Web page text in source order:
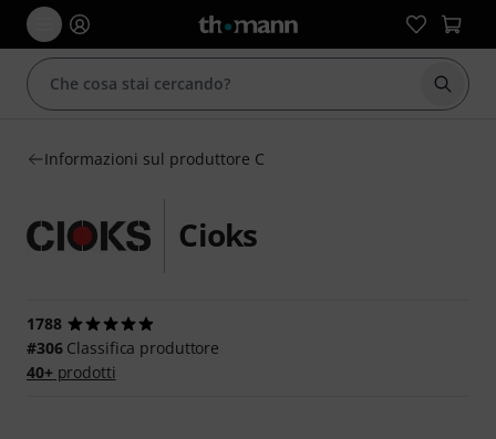
Informazioni sul produttore C
Cioks
1788
#306Classifica produttore
40+prodotti